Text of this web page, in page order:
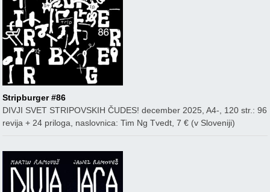
Stripburger #86
DIVJI SVET STRIPOVSKIH ČUDES! december 2025, A4-, 120 str.: 96
revija + 24 priloga, naslovnica: Tim Ng Tvedt, 7 € (v Sloveniji)